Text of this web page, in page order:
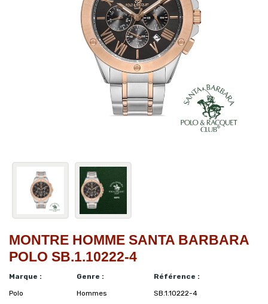
MONTRE HOMME SANTA BARBARA
POLO SB.1.10222-4
Marque :
Polo
Genre :
Hommes
Référence :
SB.1.10222-4